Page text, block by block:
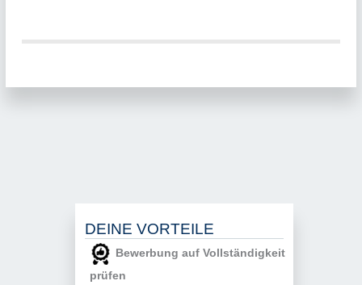
DEINE VORTEILE
Bewerbung auf Vollständigkeit
prüfen